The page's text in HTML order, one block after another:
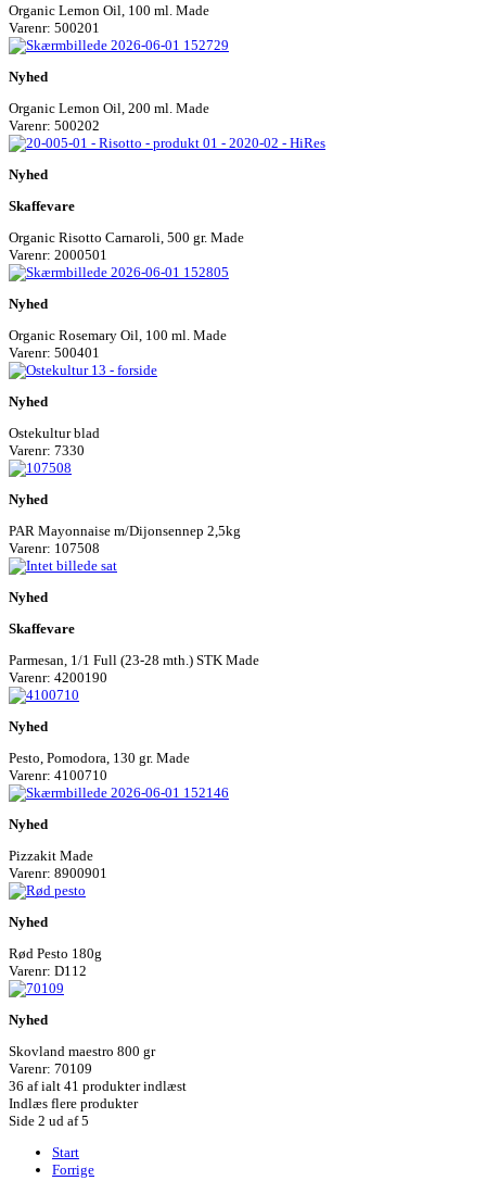
Organic Lemon Oil, 100 ml. Made
Varenr: 500201
Nyhed
Organic Lemon Oil, 200 ml. Made
Varenr: 500202
Nyhed
Skaffevare
Organic Risotto Carnaroli, 500 gr. Made
Varenr: 2000501
Nyhed
Organic Rosemary Oil, 100 ml. Made
Varenr: 500401
Nyhed
Ostekultur blad
Varenr: 7330
Nyhed
PAR Mayonnaise m/Dijonsennep 2,5kg
Varenr: 107508
Nyhed
Skaffevare
Parmesan, 1/1 Full (23-28 mth.) STK Made
Varenr: 4200190
Nyhed
Pesto, Pomodora, 130 gr. Made
Varenr: 4100710
Nyhed
Pizzakit Made
Varenr: 8900901
Nyhed
Rød Pesto 180g
Varenr: D112
Nyhed
Skovland maestro 800 gr
Varenr: 70109
36 af ialt 41 produkter indlæst
Indlæs flere produkter
Side 2 ud af 5
Start
Forrige